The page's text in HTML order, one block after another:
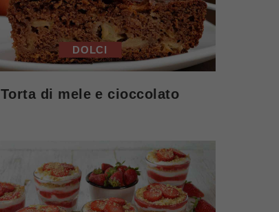
DOLCI
Torta di mele e cioccolato